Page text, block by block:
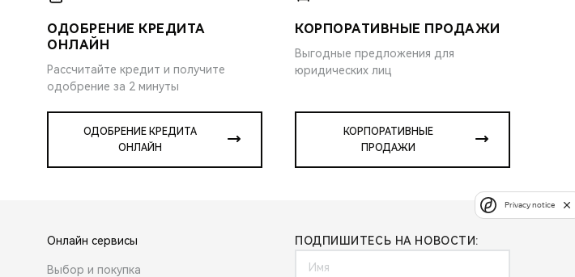
ОДОБРЕНИЕ КРЕДИТА
ОНЛАЙН
Рассчитайте кредит и получите
одобрение за 2 минуты
ОДОБРЕНИЕ КРЕДИТА
ОНЛАЙН
КОРПОРАТИВНЫЕ ПРОДАЖИ
Выгодные предложения для
юридических лиц
КОРПОРАТИВНЫЕ
ПРОДАЖИ
Онлайн сервисы
Выбор и покупка
ПОДПИШИТЕСЬ НА НОВОСТИ:
Privacy notice